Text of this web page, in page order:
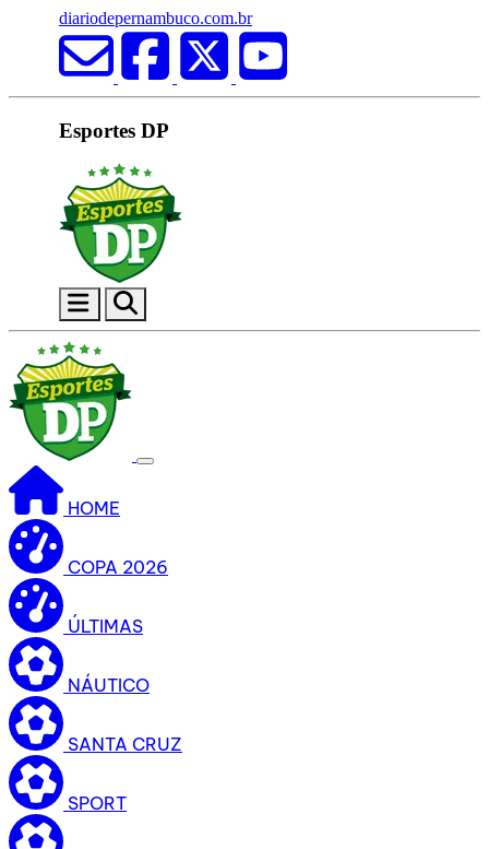
diariodepernambuco.com.br
Esportes DP
HOME
COPA 2026
ÚLTIMAS
NÁUTICO
SANTA CRUZ
SPORT